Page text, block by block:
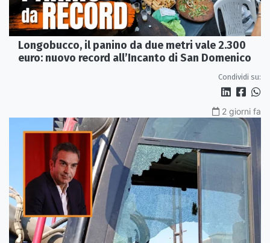
Longobucco, il panino da due metri vale 2.300
euro: nuovo record all’Incanto di San Domenico
Condividi su:
2 giorni fa